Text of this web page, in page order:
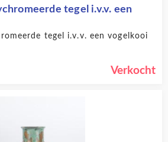
tegel i.v.v. een
tegel i.v.v. een vogelkooi
Verkocht